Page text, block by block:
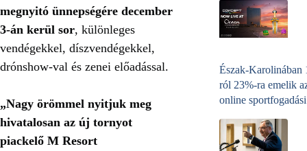
megnyitó ünnepségére december
3-án kerül sor, különleges
vendégekkel, díszvendégekkel,
drónshow-val és zenei előadással.
„Nagy örömmel nyitjuk meg
hivatalosan az új tornyot
piackelő M Resort
Észak-Karolinában
ról 23%-ra emelik
online